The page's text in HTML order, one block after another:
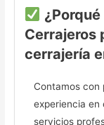
Cerrajeros
cerrajería
Contamos con
experiencia en
servicios